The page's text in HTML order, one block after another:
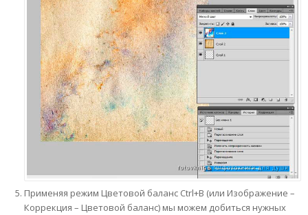
Применяя режим Цветовой баланс Ctrl+B (или Изображение –
Коррекция – Цветовой баланс) мы можем добиться нужных